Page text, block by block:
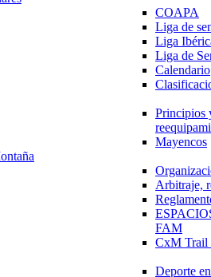
COAPA
Liga de
Liga
Liga de
Calendario
Principios
Mayencos
Arbitraje,
FAM
CxM
Deporte